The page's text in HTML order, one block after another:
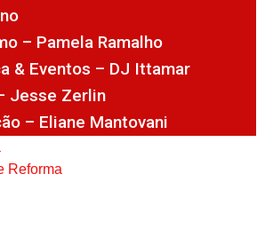
– Pamela Ramalho
& Eventos – DJ Ittamar
Jesse Zerlin
– Eliane Mantovani
Reforma